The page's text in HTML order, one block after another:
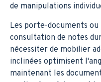
de manipulations
Les porte-documents
consultation de notes
nécessiter de mobilier
inclinées optimisent
maintenant les